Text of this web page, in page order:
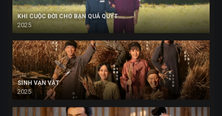
KHI CUỘC ĐỜI CHO BẠN QUẢ QUÝT
2025
SINH VẠN VẬT
2025